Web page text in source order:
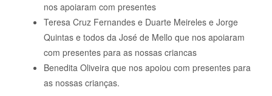
nos apoiaram com presentes
Teresa Cruz Fernandes e Duarte Meireles e Jorge
Quintas e todos da José de Mello que nos apoiaram
com presentes para as nossas criancas
Benedita Oliveira que nos apoiou com presentes para
as nossas crianças.